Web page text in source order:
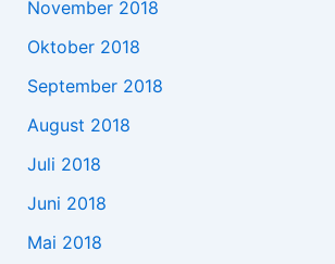
November 2018
Oktober 2018
September 2018
August 2018
Juli 2018
Juni 2018
Mai 2018